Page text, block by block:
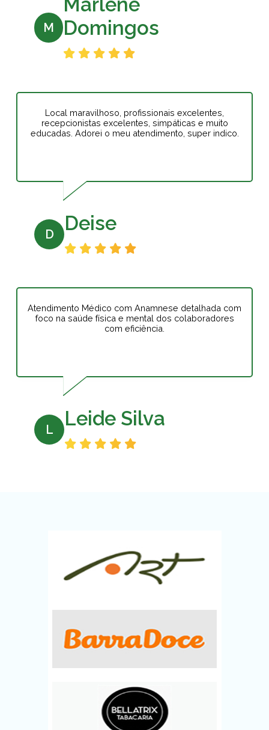
M
Marlene
Domingos
Local maravilhoso, profissionais excelentes,
recepcionistas excelentes, simpáticas e muito
educadas. Adorei o meu atendimento, super indico.
D Deise
Atendimento Médico com Anamnese detalhada com
foco na saúde física e mental dos colaboradores
com eficiência.
L Leide Silva